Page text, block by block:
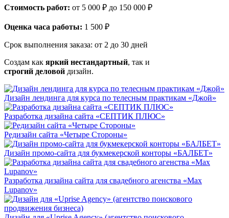
Стоимость работ: от 5 000 ₽ до 150 000 ₽
Оценка часа работы: 1 500 ₽
Срок выполнения заказа: от 2 до 30 дней
Создам как яркий нестандартный, так и
строгий деловой дизайн.
Дизайн лендинга для курса по телесным практикам «Джой»
Разработка дизайна сайта «СЕПТИК ПЛЮС»
Редизайн сайта «Четыре Стороны»
Дизайн промо-сайта для букмекерской конторы «БАЛБЕТ»
Разработка дизайна сайта для свадебного агенства «Max
Lupanov»